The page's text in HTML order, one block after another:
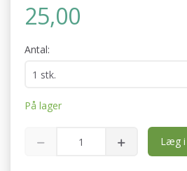
25,00
Antal:
På lager
Læg i